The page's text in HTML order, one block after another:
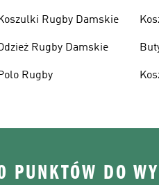
Rugby Damskie
Rugby Damskie
Rugby
DO